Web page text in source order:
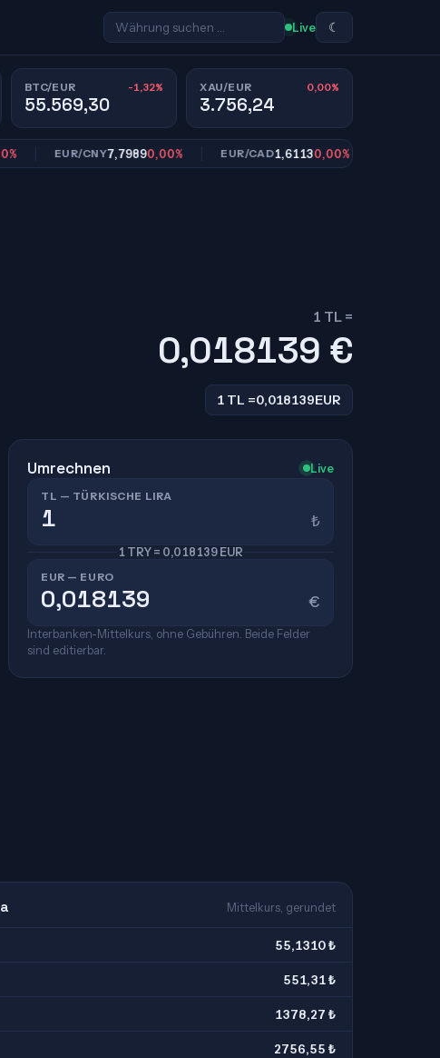
Live ☾
BTC/EUR -1,32%
55.569,30
XAU/EUR 0,00%
3.756,24
EUR/CNY7,79890,00% EUR/CAD1,61130,00%
1 TL =
0,018139 €
1 TL =0,018139EUR
Umrechnen Live
TL — TÜRKISCHE LIRA
₺
1 TRY = 0,018139 EUR
EUR — EURO
€
Interbanken-Mittelkurs, ohne Gebühren. Beide Felder
sind editierbar.
Mittelkurs, gerundet
55,1310 ₺
551,31 ₺
1378,27 ₺
2756,55 ₺